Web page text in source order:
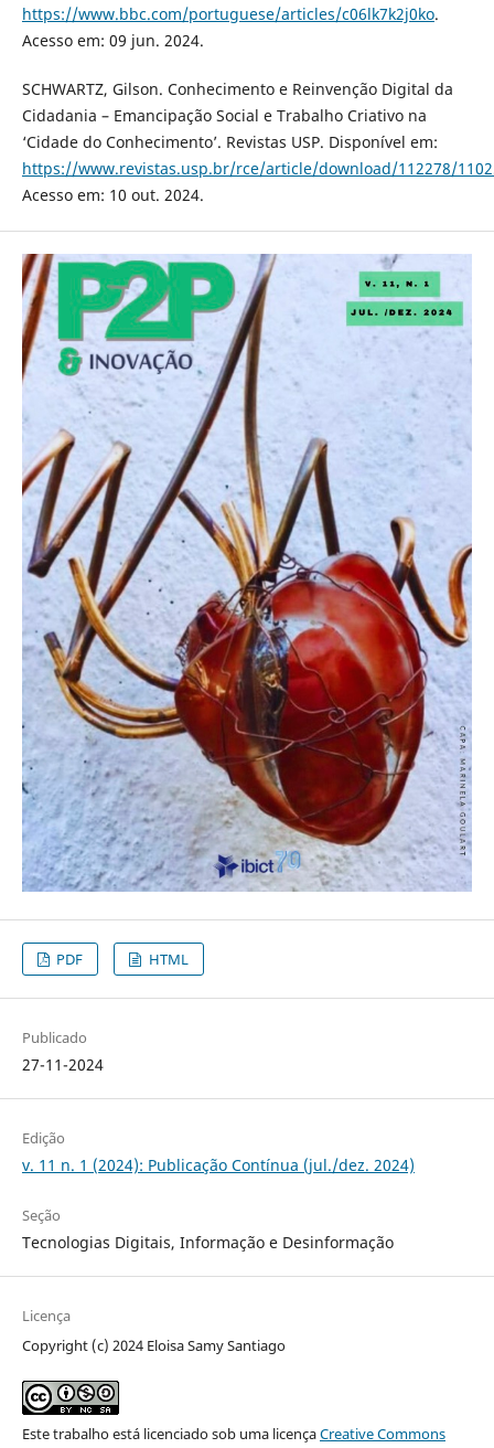
https://www.bbc.com/portuguese/articles/c06lk7k2j0ko.
Acesso em: 09 jun. 2024.
SCHWARTZ, Gilson. Conhecimento e Reinvenção Digital da
Cidadania – Emancipação Social e Trabalho Criativo na
‘Cidade do Conhecimento’. Revistas USP. Disponível em:
https://www.revistas.usp.br/rce/article/download/112278/
Acesso em: 10 out. 2024.
PDF HTML
Publicado
27-11-2024
Edição
v. 11 n. 1 (2024): Publicação Contínua (jul./dez. 2024)
Seção
Tecnologias Digitais, Informação e Desinformação
Licença
Copyright (c) 2024 Eloisa Samy Santiago
Este trabalho está licenciado sob uma licençaCreative Commons